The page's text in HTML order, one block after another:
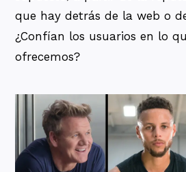
que hay detrás de la web o
¿Confían los usuarios en lo
ofrecemos?